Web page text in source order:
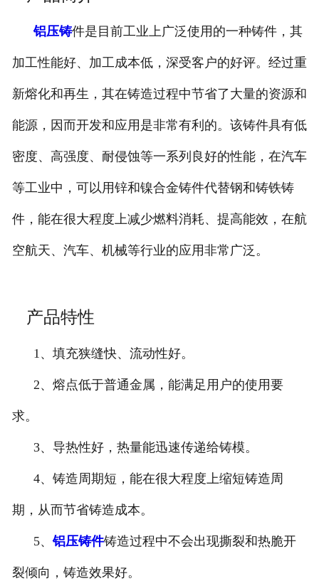
铝压铸件是目前工业上广泛使用的一种铸件，其
加工性能好、加工成本低，深受客户的好评。经过重
新熔化和再生，其在铸造过程中节省了大量的资源和
能源，因而开发和应用是非常有利的。该铸件具有低
密度、高强度、耐侵蚀等一系列良好的性能，在汽车
等工业中，可以用锌和镍合金铸件代替钢和铸铁铸
件，能在很大程度上减少燃料消耗、提高能效，在航
空航天、汽车、机械等行业的应用非常广泛。
产品特性
1、填充狭缝快、流动性好。
2、熔点低于普通金属，能满足用户的使用要
求。
3、导热性好，热量能迅速传递给铸模。
4、铸造周期短，能在很大程度上缩短铸造周
期，从而节省铸造成本。
5、铝压铸件铸造过程中不会出现撕裂和热脆开
裂倾向，铸造效果好。